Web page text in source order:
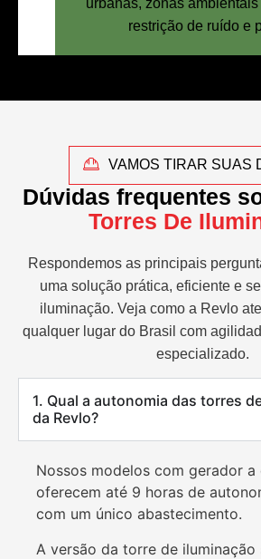
restrição de ruído e
VAMOS TIRAR SUAS
Dúvidas frequentes
Torres De
Respondemos as principais
uma solução prática, eficiente e
iluminação. Veja como a Revlo
qualquer lugar do Brasil com
especializado.
1. Qual a autonomia das torres
da Revlo?
Nossos modelos com gerador a
oferecem até 9 horas de
com um único abastecimento.
A versão da torre de